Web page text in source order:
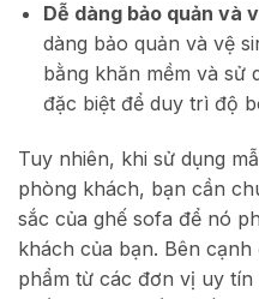
Dễ dàng bảo quản và
dàng bảo quản và vệ
bằng khăn mềm và sử
đặc biệt để duy trì độ
Tuy nhiên, khi sử dụng
phòng khách, bạn cần
sắc của ghế sofa để nó
khách của bạn. Bên
phẩm từ các đơn vị uy